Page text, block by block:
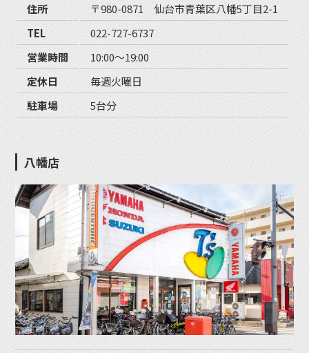
住所
〒980-0871 仙台市青葉区八幡5丁目2-1
TEL
022-727-6737
営業時間
10:00〜19:00
定休日
毎週火曜日
駐車場
5台分
八幡店